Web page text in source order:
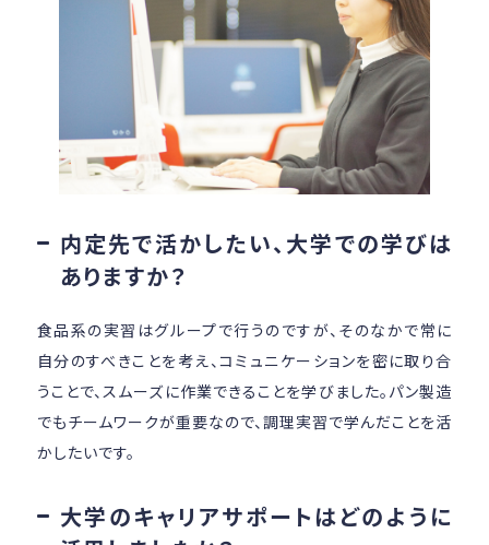
内定先で活かしたい、大学での学びは
ありますか？
食品系の実習はグループで行うのですが、そのなかで常に
自分のすべきことを考え、コミュニケーションを密に取り合
うことで、スムーズに作業できることを学びました。パン製造
でもチームワークが重要なので、調理実習で学んだことを活
かしたいです。
大学のキャリアサポートはどのように